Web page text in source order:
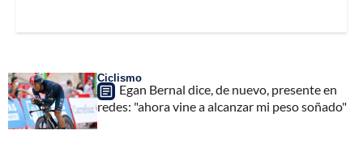
Ciclismo
Egan Bernal dice, de nuevo, presente en
redes: "ahora vine a alcanzar mi peso soñado"